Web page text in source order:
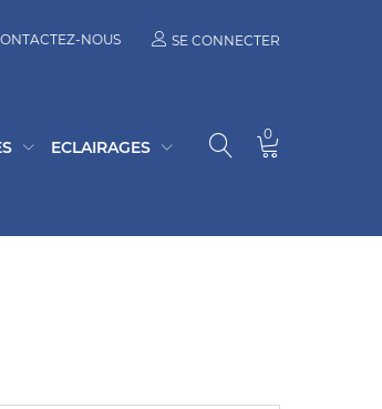
NOUS SE CONNECTER
0
ECLAIRAGES